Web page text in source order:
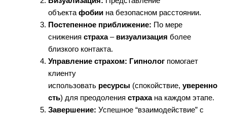
объектафобии на безопасном расстоянии.
Постепенное приближение: По мере
снижения страха– визуализация более
близкого контакта.
Управление страхом: Гипнолог помогает
клиенту
использовать ресурсы (спокойствие, уверенно
сть) для преодоления страхана каждом этапе.
Завершение: Успешное “взаимодействие” с